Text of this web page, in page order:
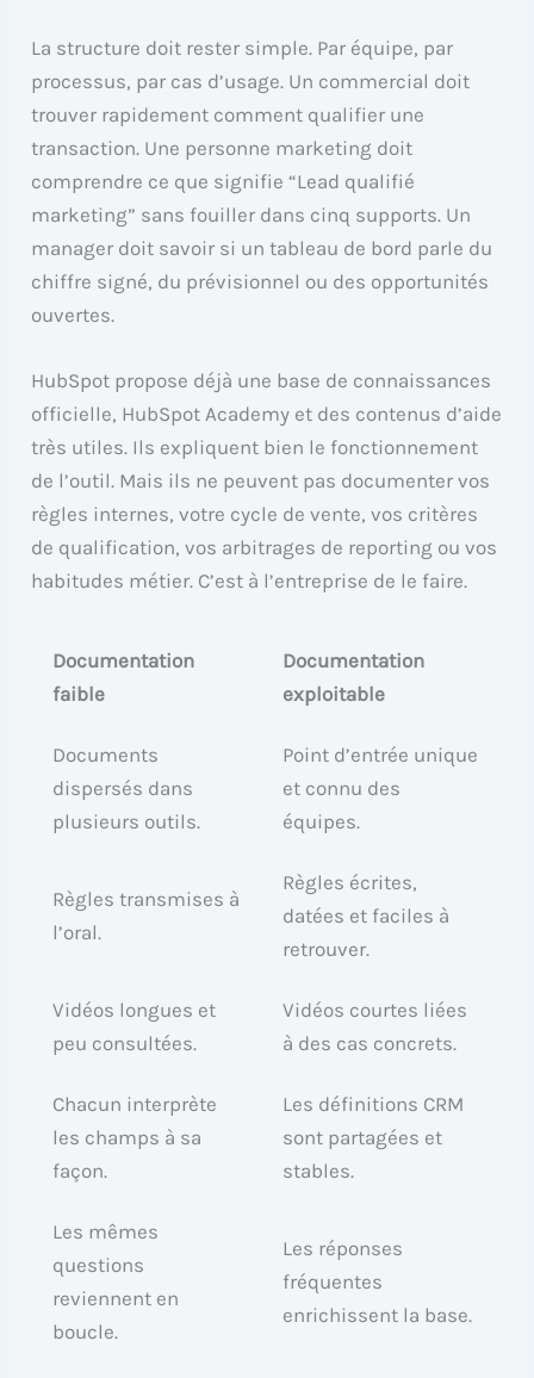
La structure doit rester simple. Par équipe, par
processus, par cas d’usage. Un commercial doit
trouver rapidement comment qualifier une
transaction. Une personne marketing doit
comprendre ce que signifie “Lead qualifié
marketing” sans fouiller dans cinq supports. Un
manager doit savoir si un tableau de bord parle du
chiffre signé, du prévisionnel ou des opportunités
ouvertes.
HubSpot propose déjà une base de connaissances
officielle, HubSpot Academy et des contenus d’aide
très utiles. Ils expliquent bien le fonctionnement
de l’outil. Mais ils ne peuvent pas documenter vos
règles internes, votre cycle de vente, vos critères
de qualification, vos arbitrages de reporting ou vos
habitudes métier. C’est à l’entreprise de le faire.
Documentation
faible
Documentation
exploitable
Documents
dispersés dans
plusieurs outils.
Point d’entrée unique
et connu des
équipes.
Règles transmises à
l’oral.
Règles écrites,
datées et faciles à
retrouver.
Vidéos longues et
peu consultées.
Vidéos courtes liées
à des cas concrets.
Chacun interprète
les champs à sa
façon.
Les définitions CRM
sont partagées et
stables.
Les mêmes
questions
reviennent en
boucle.
Les réponses
fréquentes
enrichissent la base.